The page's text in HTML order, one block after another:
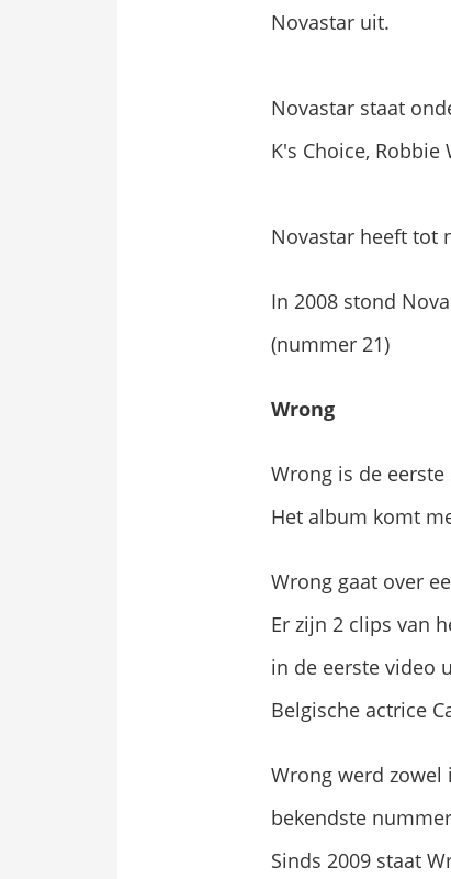
Novastar uit.
Novastar staat
K's Choice,
Novastar heeft tot
In 2008 stond
(nummer 21)
Wrong
Wrong is de
Het album komt
Wrong gaat over
Er zijn 2 clips van
in de eerste video
Belgische actrice
Wrong werd
bekendste
Sinds 2009 staat